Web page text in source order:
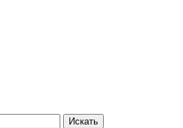
Искать